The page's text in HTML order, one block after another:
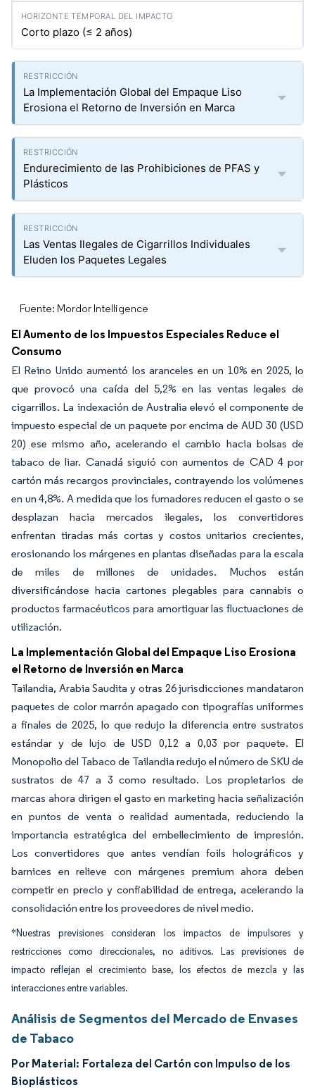
Corto plazo (≤ 2 años)
La Implementación Global del Empaque Liso
Erosiona el Retorno de Inversión en Marca
Endurecimiento de las Prohibiciones de PFAS y
Plásticos
Las Ventas Ilegales de Cigarrillos Individuales
Eluden los Paquetes Legales
Fuente: Mordor Intelligence
El Aumento de los Impuestos Especiales Reduce el
Consumo
El Reino Unido aumentó los aranceles en un 10% en 2025, lo
que provocó una caída del 5,2% en las ventas legales de
cigarrillos. La indexación de Australia elevó el componente de
impuesto especial de un paquete por encima de AUD 30 (USD
20) ese mismo año, acelerando el cambio hacia bolsas de
tabaco de liar. Canadá siguió con aumentos de CAD 4 por
cartón más recargos provinciales, contrayendo los volúmenes
en un 4,8%. A medida que los fumadores reducen el gasto o se
desplazan hacia mercados ilegales, los convertidores
enfrentan tiradas más cortas y costos unitarios crecientes,
erosionando los márgenes en plantas diseñadas para la escala
de miles de millones de unidades. Muchos están
diversificándose hacia cartones plegables para cannabis o
productos farmacéuticos para amortiguar las fluctuaciones de
utilización.
La Implementación Global del Empaque Liso Erosiona
el Retorno de Inversión en Marca
Tailandia, Arabia Saudita y otras 26 jurisdicciones mandataron
paquetes de color marrón apagado con tipografías uniformes
a finales de 2025, lo que redujo la diferencia entre sustratos
estándar y de lujo de USD 0,12 a 0,03 por paquete. El
Monopolio del Tabaco de Tailandia redujo el número de SKU de
sustratos de 47 a 3 como resultado. Los propietarios de
marcas ahora dirigen el gasto en marketing hacia señalización
en puntos de venta o realidad aumentada, reduciendo la
importancia estratégica del embellecimiento de impresión.
Los convertidores que antes vendían foils holográficos y
barnices en relieve con márgenes premium ahora deben
competir en precio y confiabilidad de entrega, acelerando la
consolidación entre los proveedores de nivel medio.
*Nuestras previsiones consideran los impactos de impulsores y
restricciones como direccionales, no aditivos. Las previsiones de
impacto reflejan el crecimiento base, los efectos de mezcla y las
interacciones entre variables.
Análisis de Segmentos del Mercado de Envases
de Tabaco
Por Material: Fortaleza del Cartón con Impulso de los
Bioplásticos